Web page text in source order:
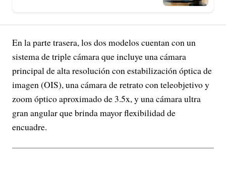
En la parte trasera, los dos modelos cuentan con un
sistema de triple cámara que incluye una cámara
principal de alta resolución con estabilización óptica de
imagen (OIS), una cámara de retrato con teleobjetivo y
zoom óptico aproximado de 3.5x, y una cámara ultra
gran angular que brinda mayor flexibilidad de
encuadre.